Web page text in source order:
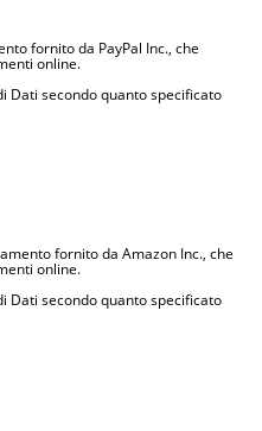
fornito da PayPal Inc., che
online.
Dati secondo quanto specificato
fornito da Amazon Inc., che
online.
Dati secondo quanto specificato